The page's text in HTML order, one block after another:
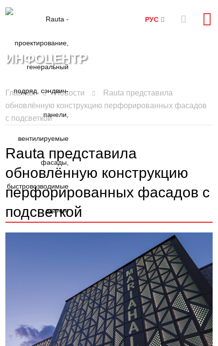
РУС
ИНФОЦЕНТР
Главная Новости
Rauta представила
обновлённую конструкцию перфорированных фасадов
с подсветкой
Rauta представила
обновлённую конструкцию
перфорированных фасадов с
подсветкой